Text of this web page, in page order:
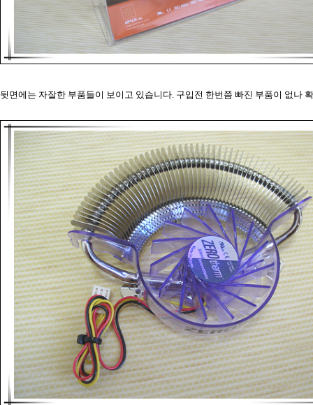
뒷면에는 자잘한 부품들이 보이고 있습니다. 구입전 한번쯤 빠진 부품이 없나